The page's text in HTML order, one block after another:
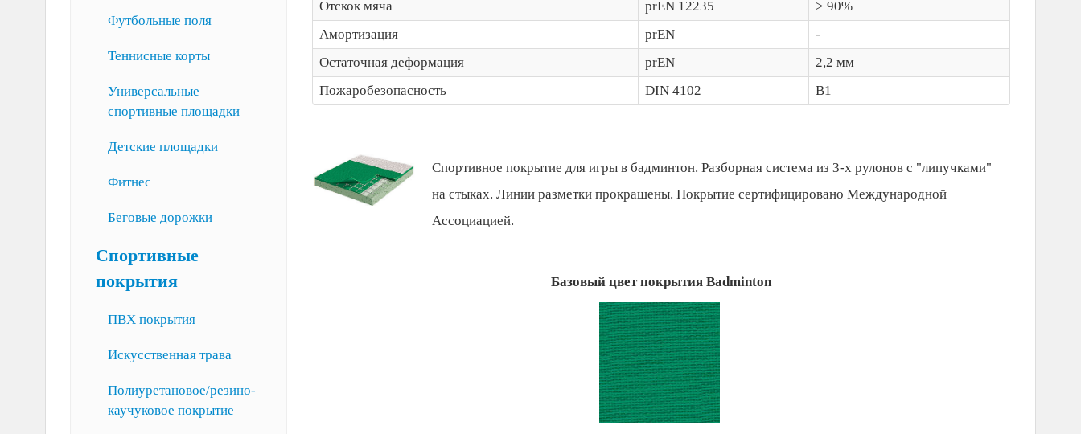
Футбольные поля
Теннисные корты
Универсальные
спортивные площадки
Детские площадки
Фитнес
Беговые дорожки
Спортивные
покрытия
ПВХ покрытия
Искусственная трава
Полиуретановое/резино-
каучуковое покрытие
Отскок мяча
prEN 12235
> 90%
Амортизация
prEN
-
Остаточная деформация
prEN
2,2 мм
Пожаробезопасность
DIN 4102 B1
Спортивное покрытие для игры в бадминтон. Разборная система из 3-х рулонов с "липучками"
на стыках. Линии разметки прокрашены. Покрытие сертифицировано Международной
Ассоциацией.
Базовый цвет покрытия Badminton